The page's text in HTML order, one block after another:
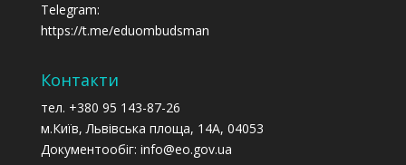
Telegram:
https://t.me/eduombudsman
Контакти
тел. +380 95 143-87-26
м.Київ, Львівська площа, 14А, 04053
Документообіг: info@eo.gov.ua